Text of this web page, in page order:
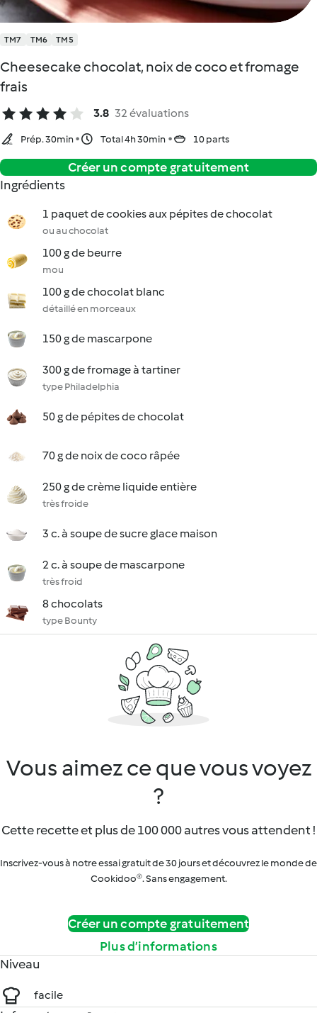
TM7 TM6 TM5
Cheesecake chocolat, noix de coco et fromage
frais
3.8 32 évaluations
Prép. 30min Total 4h 30min 10 parts
Créer un compte gratuitement
Ingrédients
1 paquet de cookies aux pépites de chocolat
ou au chocolat
100 g de beurre
mou
100 g de chocolat blanc
détaillé en morceaux
150 g de mascarpone
300 g de fromage à tartiner
type Philadelphia
50 g de pépites de chocolat
70 g de noix de coco râpée
250 g de crème liquide entière
très froide
3 c. à soupe de sucre glace maison
2 c. à soupe de mascarpone
très froid
8 chocolats
type Bounty
Vous aimez ce que vous voyez
?
Cette recette et plus de 100 000 autres vous attendent !
Inscrivez-vous à notre essai gratuit de 30 jours et découvrez le monde de
Cookidoo®. Sans engagement.
Créer un compte gratuitement
Plus d’informations
Niveau
facile